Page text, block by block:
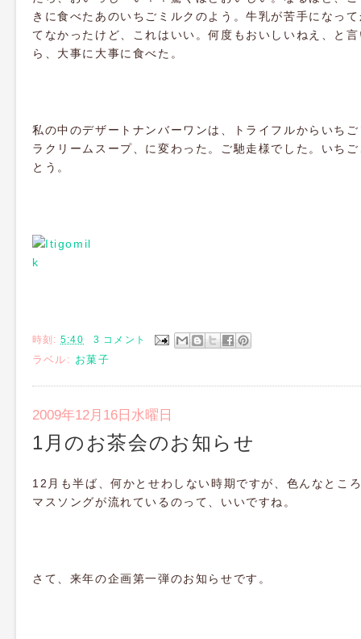
きに食べたあのいちごミルクのよう。牛乳が苦手になっ
てなかったけど、これはいい。何度もおいしいねえ、と
ら、大事に大事に食べた。
私の中のデザートナンバーワンは、トライフルからいち
ラクリームスープ、に変わった。ご馳走様でした。いち
とう。
時刻: 5:40 3 コメント
ラベル: お菓子
2009年12月16日水曜日
1月のお茶会のお知らせ
12月も半ば、何かとせわしない時期ですが、色んなとこ
マスソングが流れているのって、いいですね。
さて、来年の企画第一弾のお知らせです。